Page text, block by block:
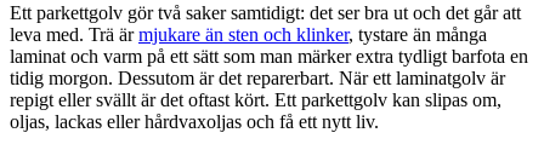
Ett parkettgolv gör två saker samtidigt: det ser bra ut och det går att
leva med. Trä ärmjukare än sten och klinker, tystare än många
laminat och varm på ett sätt som man märker extra tydligt barfota en
tidig morgon. Dessutom är det reparerbart. När ett laminatgolv är
repigt eller svällt är det oftast kört. Ett parkettgolv kan slipas om,
oljas, lackas eller hårdvaxoljas och få ett nytt liv.